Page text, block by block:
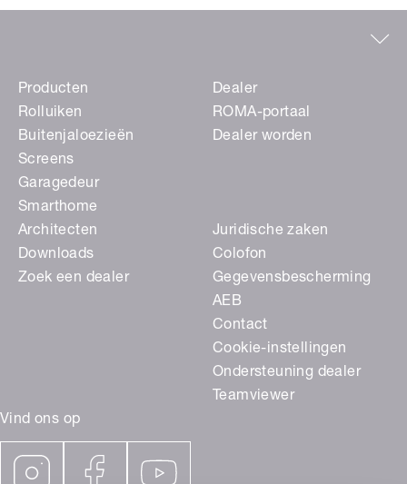
Vind ons op
Producten
Rolluiken
Buitenjaloezieën
Screens
Garagedeur
Smarthome
Dealer
ROMA-portaal
Dealer worden
Architecten
Downloads
Zoek een dealer
Juridische zaken
Colofon
Gegevensbescherming
AEB
Contact
Cookie-instellingen
Ondersteuning dealer
Teamviewer